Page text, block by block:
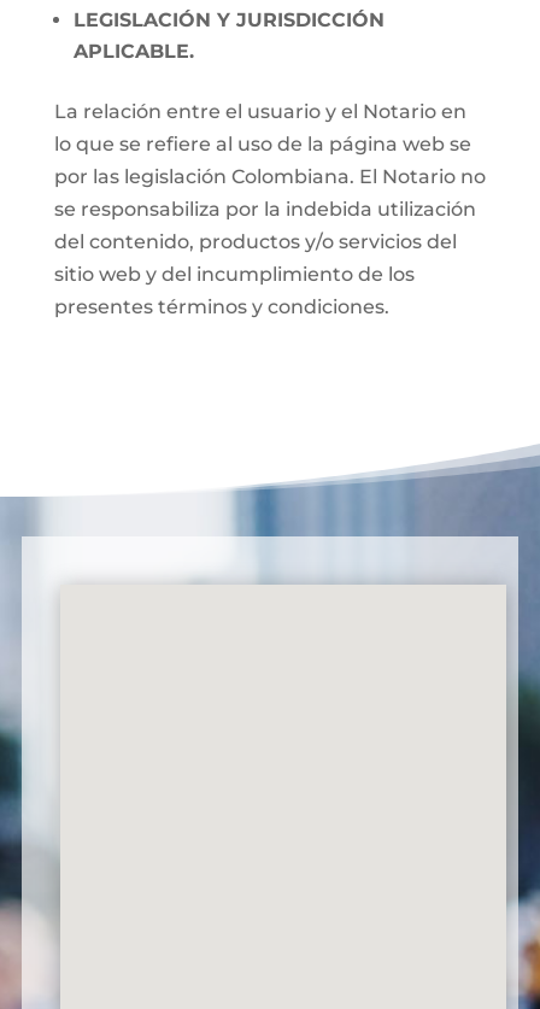
LEGISLACIÓN Y JURISDICCIÓN
APLICABLE.
La relación entre el usuario y el Notario en
lo que se refiere al uso de la página web se
por las legislación Colombiana. El Notario no
se responsabiliza por la indebida utilización
del contenido, productos y/o servicios del
sitio web y del incumplimiento de los
presentes términos y condiciones.